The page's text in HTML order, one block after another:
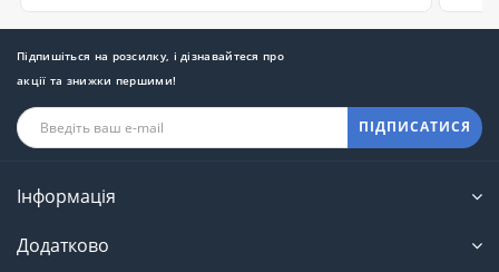
Підпишіться на розсилку, і дізнавайтеся про
акції та знижки першими!
ПІДПИСАТИСЯ
Інформація
Додатково